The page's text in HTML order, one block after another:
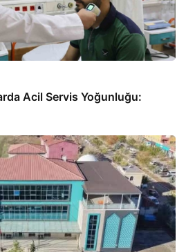
Acil Servis Yoğunluğu: